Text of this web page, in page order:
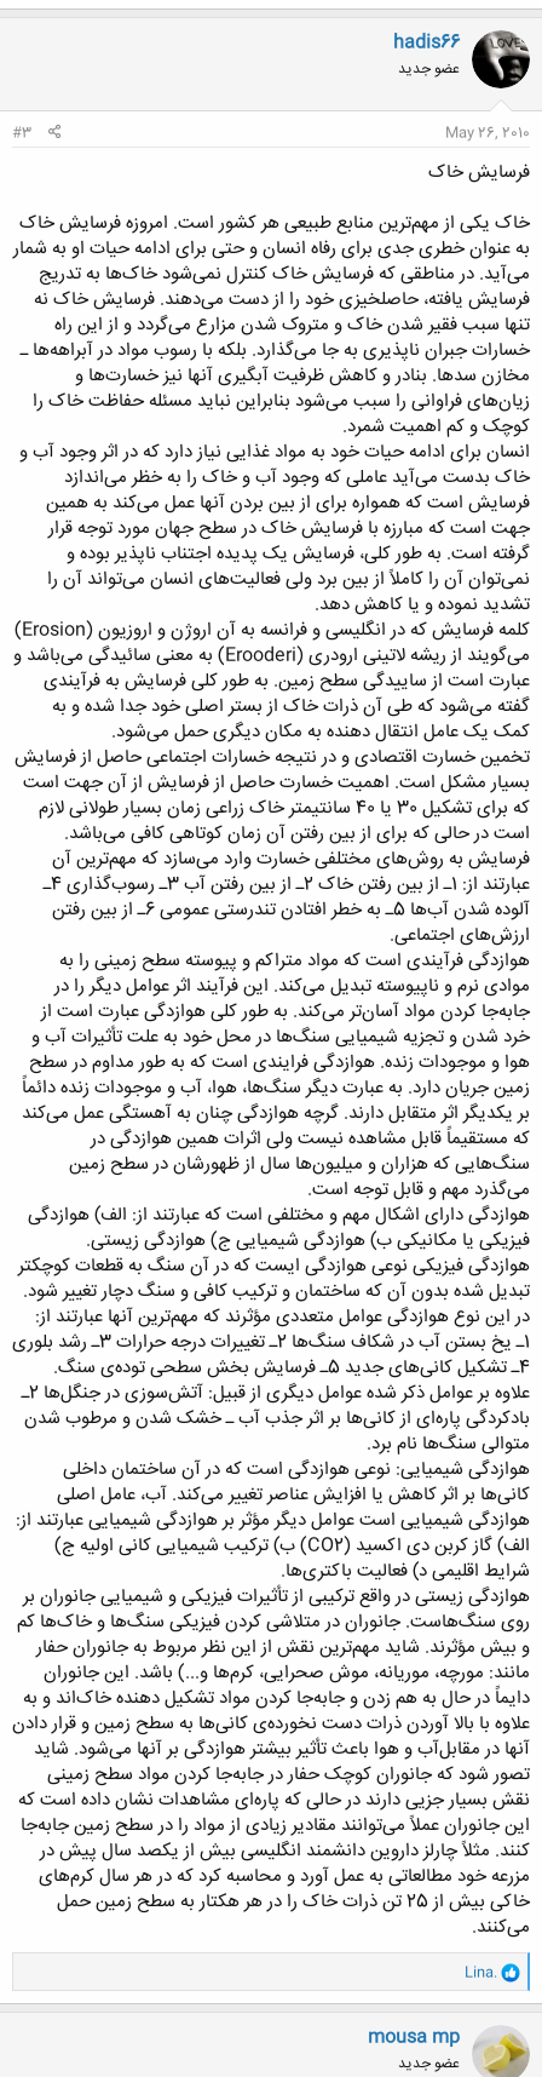
hadis66
عضو جدید
May 26, 2010
#3
فرسایش خاک
خاک یکی از مهم‌ترین منابع طبیعی هر کشور است. امروزه فرسایش خاک
به عنوان خطری جدی برای رفاه انسان و حتی برای ادامه حیات او به شمار
می‌آید. در مناطقی که فرسایش خاک کنترل نمی‌شود خاک‌ها به تدریج
فرسایش یافته، حاصلخیزی خود را از دست می‌دهند. فرسایش خاک نه
تنها سبب فقیر شدن خاک و متروک شدن مزارع می‌گردد و از این راه
خسارات جبران ناپذیری به جا می‌گذارد. بلکه با رسوب مواد در ‌آبراهه‌ها ـ
مخازن سدها. بنادر و کاهش ظرفیت آبگیری آنها نیز خسارت‌ها و
زیان‌های فراوانی را سبب می‌شود بنابراین نباید مسئله حفاظت خاک را
کوچک و کم اهمیت شمرد.
انسان برای ادامه حیات خود به مواد غذایی نیاز دارد که در اثر وجود آب و
خاک بدست می‌آید عاملی که وجود آب و خاک را به خظر می‌اندازد
فرسایش است که همواره برای از بین بردن آنها عمل می‌کند به همین
جهت است که مبارزه با فرسایش خاک در سطح جهان مورد توجه قرار
گرفته است. به طور کلی، فرسایش یک پدیده اجتناب ناپذیر بوده و
نمی‌توان آن را کاملاً از بین برد ولی فعالیت‌‌های انسان می‌تواند آن را
تشدید نموده و یا کاهش دهد.
کلمه فرسایش که در انگلیسی و فرانسه به آن اروژن و اروزیون (Erosion)
می‌گویند از ریشه‌ لاتینی ارودری (Erooderi) به معنی سائیدگی می‌‌باشد و
عبارت است از ساییدگی سطح زمین. به طور کلی فرسایش به فرآیندی
گفته می‌شود که طی آن ذرات خاک از بستر اصلی خود جدا شده و به
کمک یک عامل انتقال دهنده به مکان دیگری حمل می‌شود.
تخمین خسارت اقتصادی و در نتیجه خسارات اجتماعی حاصل از فرسایش
بسیار مشکل است. اهمیت خسارت حاصل از فرسایش از آن جهت است
که برای تشکیل 30 یا 40 سانتیمتر خاک زراعی زمان بسیار طولانی لازم
است در حالی که برای از بین رفتن آن زمان کوتاهی کافی می‌باشد.
فرسایش به روش‌های مختلفی خسارت وارد می‌‌سازد که مهم‌ترین آن
عبارتند از: 1ـ از بین رفتن خاک 2ـ از بین رفتن آب 3ـ رسوب‌گذاری 4ـ
آلوده شدن آب‌ها 5ـ به خطر افتادن تندرستی عمومی 6ـ از بین رفتن
ارزش‌های اجتماعی.
هوازدگی فرآیندی است که مواد متراکم و پیوسته سطح زمینی را به
موادی نرم و ناپیوسته تبدیل می‌کند. این فرآیند اثر عوامل دیگر را در
جابه‌جا کردن مواد آسان‌تر می‌کند. به طور کلی هوازدگی عبارت است از
خرد شدن و تجزیه شیمیایی سنگ‌ها در محل خود به علت تأثیرات آب و
هوا و موجودات زنده. هوازدگی فرایندی است که به طور مداوم در سطح
زمین جریان دارد. به عبارت دیگر سنگ‌ها، هوا، آب و موجودات زنده دائماً
بر یکدیگر اثر متقابل دارند. گرچه هوازدگی چنان به آهستگی عمل می‌کند
که مستقیماً قابل مشاهده نیست ولی اثرات همین هوازدگی در
سنگ‌هایی که هزاران و میلیون‌ها سال از ظهورشان در سطح زمین
می‌گذرد مهم و قابل توجه است.
هوازدگی دارای اشکال مهم و مختلفی است که عبارتند از: الف) هوازدگی
فیزیکی یا مکانیکی ب) هوازدگی شیمیایی ج) هوازدگی زیستی.
هوازدگی فیزیکی نوعی هوازدگی ایست که در آن سنگ به قطعات کوچکتر
تبدیل شده بدون آن که ساختمان و ترکیب کافی و سنگ دچار تغییر شود.
در این نوع هوازدگی عوامل متعددی مؤثرند که مهم‌ترین آنها عبارتند از:
1ـ یخ بستن آب در شکاف سنگ‌ها 2ـ تغییرات درجه حرارات 3ـ رشد بلوری
4ـ تشکیل کانی‌های جدید 5ـ فرسایش بخش سطحی توده‌ی سنگ.
علاوه بر عوامل ذکر شده عوامل دیگری از قبیل: آتش‌سوزی در جنگل‌ها 2ـ
بادکردگی پاره‌ای از کانی‌ها بر اثر جذب آب ـ خشک شدن و مرطوب شدن
متوالی سنگ‌ها نام برد.
هوازدگی شیمیایی: نوعی هوازدگی است که در آن ساختمان داخلی
کانی‌ها بر اثر کاهش یا افزایش عناصر تغییر می‌کند. آب، عامل اصلی
هوازدگی شیمیایی است عوامل دیگر مؤثر بر هوازدگی شیمیایی عبارتند از:
الف) گاز کربن دی اکسید (CO2) ب) ترکیب شیمیایی کانی اولیه ج)
شرایط اقلیمی د) فعالیت باکتری‌ها.
هوازدگی زیستی در واقع ترکیبی از تأثیرات فیزیکی و شیمیایی جانوران بر
روی سنگ‌ها‌ست. جانوران در متلاشی کردن فیزیکی سنگ‌ها و خاک‌ها کم
و بیش مؤثرند. شاید مهم‌ترین نقش از این نظر مربوط به جانوران حفار
مانند: مورچه، موریانه، موش صحرایی، کرم‌ها و...) باشد. این جانوران
دایماً در حال به هم زدن و جابه‌جا کردن مواد تشکیل دهنده خاک‌اند و به
علاوه با بالا آوردن ذرات دست نخورده‌ی کانی‌ها به سطح زمین و قرار دادن
آنها در مقابل‌آب و هوا باعث تأثیر بیشتر هوازدگی بر آنها می‌شود. شاید
تصور شود که جانوران کوچک حفار در جابه‌جا کردن مواد سطح زمینی
نقش بسیار جزیی دارند در حالی که پاره‌ای مشاهدات نشان داده است که
این جانوران عملاً می‌توانند مقادیر زیادی از مواد را در سطح زمین جابه‌جا
کنند. مثلاً چارلز داروین دانشمند انگلیسی بیش از یکصد سال پیش در
مزرعه خود مطالعاتی به عمل آورد و محاسبه کرد که در هر سال کرم‌های
خاکی بیش از 25 تن ذرات خاک را در هر هکتار به سطح زمین حمل
می‌کنند.
و
ا
ک
ن
ش
ه
Lina.
mousa mp
عضو جدید